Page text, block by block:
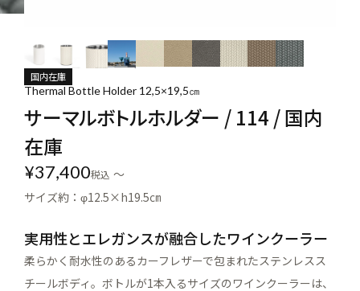
国内在庫
Thermal Bottle Holder 12,5×19,5㎝
サーマルボトルホルダー / 114 / 国内
在庫
¥37,400税込 〜
サイズ約：φ12.5×h19.5㎝
実用性とエレガンスが融合したワインクーラー
柔らかく耐水性のあるカーフレザーで包まれたステンレスス
チールボディ。ボトルが1本入るサイズのワインクーラーは、